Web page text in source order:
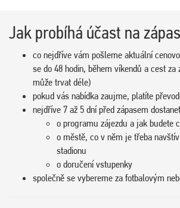
Jak probíhá účast na
co nejdříve vám pošleme aktuální
se do 48 hodin, během víkendů a cest
může trvat déle)
pokud vás nabídka zaujme, platíte
nejdříve 7 až 5 dní před zápasem
o programu zájezdu a jak budete
o městě, co v něm je třeba
stadionu
o doručení vstupenky
společně se vybereme za fotbalovým